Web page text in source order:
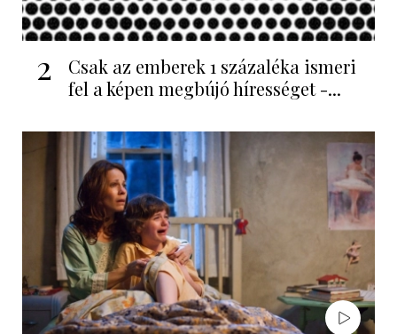
2
Csak az emberek 1 százaléka ismeri
fel a képen megbújó hírességet -...